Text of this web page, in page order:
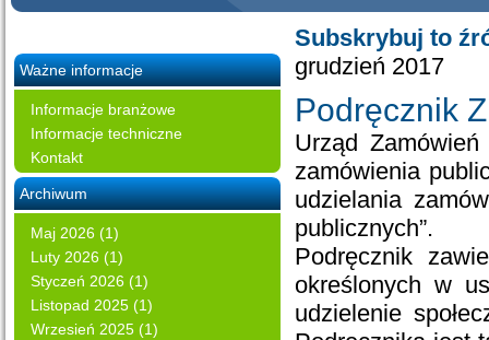
Ważne informacje
Informacje branżowe
Informacje techniczne
Kontakt
Archiwum
Maj 2026 (1)
Luty 2026 (1)
Styczeń 2026 (1)
Listopad 2025 (1)
Wrzesień 2025 (1)
Subskrybuj to
grudzień 2017
Podręcznik
Urząd Zamówień
zamówienia
udzielania
publicznych”.
Podręcznik
określonych w
udzielenie